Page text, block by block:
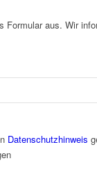
aus. Wir
Datenschutzhinweis